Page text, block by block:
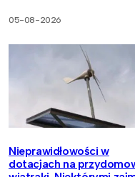
05-08-2026
Nieprawidłowości w
dotacjach na